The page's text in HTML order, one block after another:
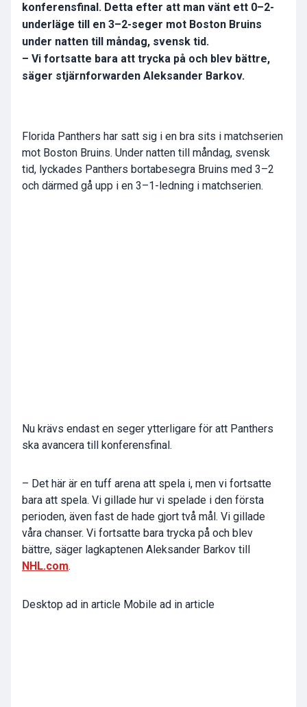
konferensfinal. Detta efter att man vänt ett 0–2-
underläge till en 3–2-seger mot Boston Bruins
under natten till måndag, svensk tid.
– Vi fortsatte bara att trycka på och blev bättre,
säger stjärnforwarden Aleksander Barkov.
Florida Panthers har satt sig i en bra sits i matchserien
mot Boston Bruins. Under natten till måndag, svensk
tid, lyckades Panthers bortabesegra Bruins med 3–2
och därmed gå upp i en 3–1-ledning i matchserien.
Nu krävs endast en seger ytterligare för att Panthers
ska avancera till konferensfinal.
– Det här är en tuff arena att spela i, men vi fortsatte
bara att spela. Vi gillade hur vi spelade i den första
perioden, även fast de hade gjort två mål. Vi gillade
våra chanser. Vi fortsatte bara trycka på och blev
bättre, säger lagkaptenen Aleksander Barkov till
NHL.com.
Desktop ad in article Mobile ad in article